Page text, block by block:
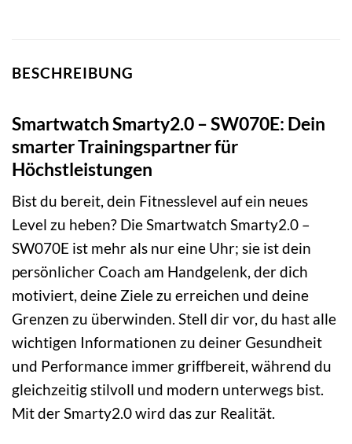
BESCHREIBUNG
Smartwatch Smarty2.0 – SW070E: Dein
smarter Trainingspartner für
Höchstleistungen
Bist du bereit, dein Fitnesslevel auf ein neues
Level zu heben? Die Smartwatch Smarty2.0 –
SW070E ist mehr als nur eine Uhr; sie ist dein
persönlicher Coach am Handgelenk, der dich
motiviert, deine Ziele zu erreichen und deine
Grenzen zu überwinden. Stell dir vor, du hast alle
wichtigen Informationen zu deiner Gesundheit
und Performance immer griffbereit, während du
gleichzeitig stilvoll und modern unterwegs bist.
Mit der Smarty2.0 wird das zur Realität.